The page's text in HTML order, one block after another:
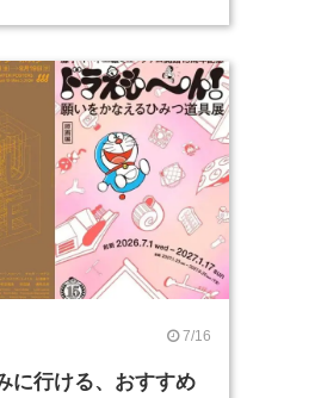
7/16
に行ける、おすすめ